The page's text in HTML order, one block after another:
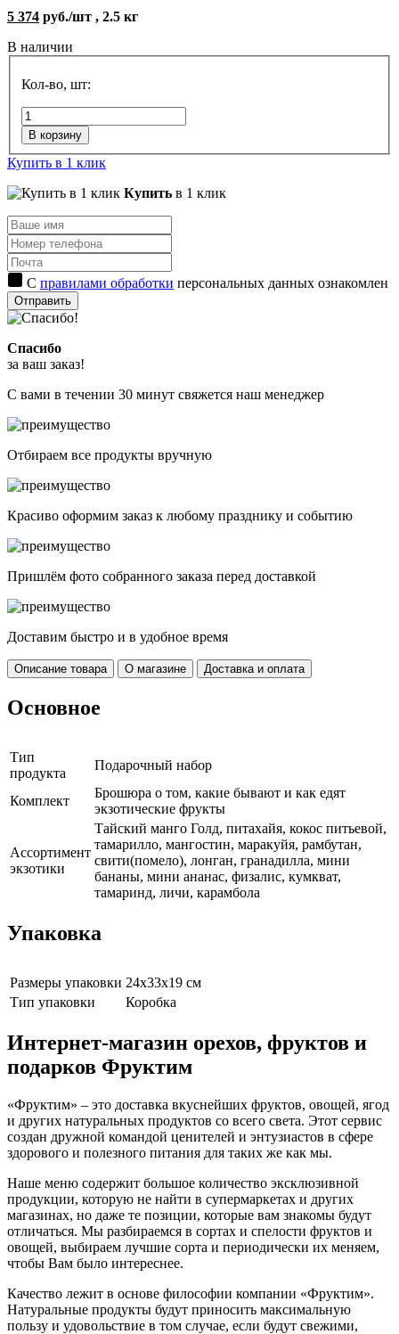
5 374 руб./шт , 2.5 кг
В наличии
Кол-во, шт:
В корзину
Купить в 1 клик
Купить в 1 клик
С правилами обработки персональных данных ознакомлен
Отправить
Спасибо
за ваш заказ!
С вами в течении 30 минут свяжется наш менеджер
Отбираем все продукты вручную
Красиво оформим заказ к любому празднику и событию
Пришлём фото собранного заказа перед доставкой
Доставим быстро и в удобное время
Описание товара О магазине Доставка и оплата
Основное
Тип
продукта
Подарочный набор
Комплект
Брошюра о том, какие бывают и как едят
экзотические фрукты
Ассортимент
экзотики
Тайский манго Голд, питахайя, кокос питьевой,
тамарилло, мангостин, маракуйя, рамбутан,
свити(помело), лонган, гранадилла, мини
бананы, мини ананас, физалис, кумкват,
тамаринд, личи, карамбола
Упаковка
Размеры упаковки 24х33х19 см
Тип упаковки
Коробка
Интернет-магазин орехов, фруктов и
подарков Фруктим
«Фруктим» – это доставка вкуснейших фруктов, овощей, ягод
и других натуральных продуктов со всего света. Этот сервис
создан дружной командой ценителей и энтузиастов в сфере
здорового и полезного питания для таких же как мы.
Наше меню содержит большое количество эксклюзивной
продукции, которую не найти в супермаркетах и других
магазинах, но даже те позиции, которые вам знакомы будут
отличаться. Мы разбираемся в сортах и спелости фруктов и
овощей, выбираем лучшие сорта и периодически их меняем,
чтобы Вам было интереснее.
Качество лежит в основе философии компании «Фруктим».
Натуральные продукты будут приносить максимальную
пользу и удовольствие в том случае, если будут свежими,